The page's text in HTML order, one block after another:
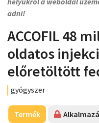
adni!
ACCOFIL 48
oldatos
előretöltött
gyógyszer
Termék